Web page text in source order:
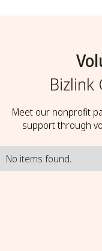
Bizlink
Meet our nonprofit
support through
No items found.